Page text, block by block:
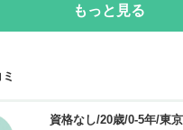
もっと見る
資格なし/20歳/0-5年/東